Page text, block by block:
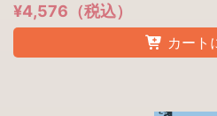
¥4,576（税込）
カート